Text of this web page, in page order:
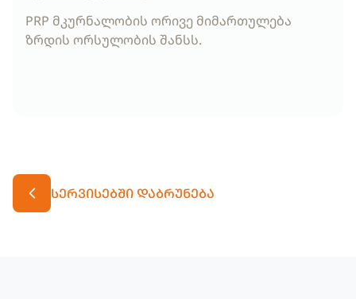
PRP მკურნალობის ორივე მიმართულება
ზრდის ორსულობის შანსს.
ᲡᲔᲠᲕᲘᲡᲔᲑᲨᲘ ᲓᲐᲑᲠᲣᲜᲔᲑᲐ